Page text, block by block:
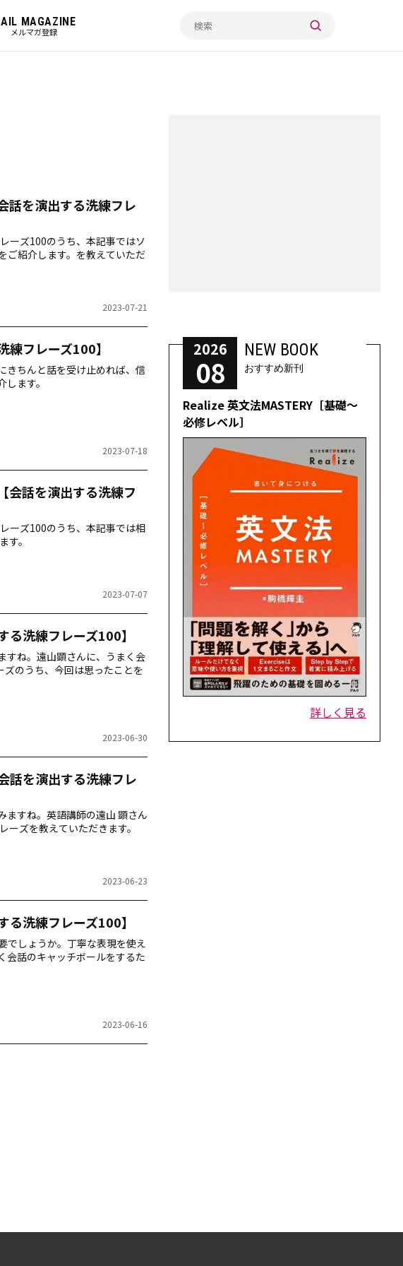
MAGAZINE
メルマガ登録
話を演出する洗練フレ
ーズ100のうち、本記事ではソ
ご紹介します。を教えていただ
2023-07-21
フレーズ100】
きちんと話を受け止めれば、信
ます。
2023-07-18
会話を演出する洗練フ
ーズ100のうち、本記事では相
す。
2023-07-07
洗練フレーズ100】
すね。遠山顕さんに、うまく会
のうち、今回は思ったことを
2023-06-30
話を演出する洗練フレ
ますね。英語講師の遠山 顕さん
ズを教えていただきます。
2023-06-23
洗練フレーズ100】
でしょうか。丁寧な表現を使え
会話のキャッチボールをするた
2023-06-16
2026
08
NEW BOOK
おすすめ新刊
Realize 英文法MASTERY［基礎～
必修レベル］
詳しく見る